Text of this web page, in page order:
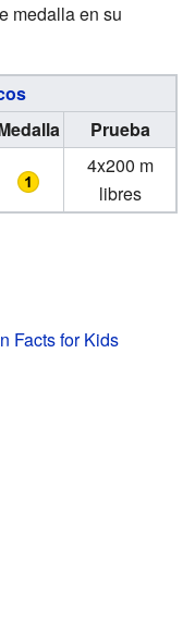
medalla en su
Prueba
4x200 m
libres
Facts for Kids